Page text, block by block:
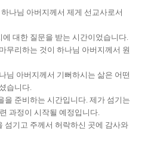
나님 아버지께서 제게 선교사로서
대한 질문을 받는 시간이었습니다.
무리하는 것이 하나님 아버지께서 원
님 아버지께서 기뻐하시는 삶은 어떤
습니다.
을 준비하는 시간입니다. 제가 섬기는
과정이 시작될 예정입니다.
섬기고 주께서 허락하신 곳에 감사와